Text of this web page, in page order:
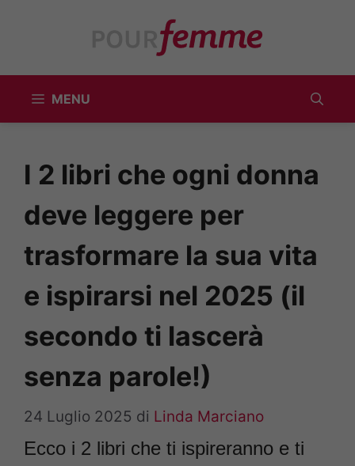
MENU
I 2 libri che ogni donna
deve leggere per
trasformare la sua vita
e ispirarsi nel 2025 (il
secondo ti lascerà
senza parole!)
24 Luglio 2025 di Linda Marciano
Ecco i 2 libri che ti ispireranno e ti